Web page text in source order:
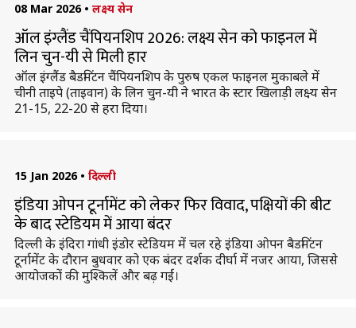
08 Mar 2026 • लक्ष्य सेन
ऑल इंग्लैंड चैंपियनशिप 2026: लक्ष्य सेन को फाइनल में
लिन चुन-यी से मिली हार
ऑल इंग्लैंड बैडमिंटन चैंपियनशिप के पुरुष एकल फाइनल मुकाबले में
चीनी ताइपे (ताइवान) के लिन चुन-यी ने भारत के स्टार खिलाड़ी लक्ष्य सेन
21-15, 22-20 से हरा दिया।
15 Jan 2026 • दिल्ली
इंडिया ओपन टूर्नामेंट को लेकर फिर विवाद, पक्षियों की बीट
के बाद स्टेडियम में आया बंदर
दिल्ली के इंदिरा गांधी इंडोर स्टेडियम में चल रहे इंडिया ओपन बैडमिंटन
टूर्नामेंट के दौरान बुधवार को एक बंदर दर्शक दीर्घा में नजर आया, जिससे
आयोजकों की मुश्किलें और बढ़ गईं।